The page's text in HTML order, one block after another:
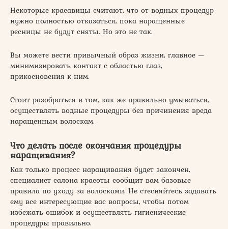
Некоторые красавицы считают, что от водных процедур
нужно полностью отказаться, пока наращенные
ресницы не будут сняты. Но это не так.
Вы можете вести привычный образ жизни, главное —
минимизировать контакт с областью глаз,
прикосновения к ним.
Стоит разобраться в том, как же правильно умываться,
осуществлять водные процедуры без причинения вреда
наращенным волоскам.
Что делать после окончания процедуры
наращивания?
Как только процесс наращивания будет закончен,
специалист салона красоты сообщит вам базовые
правила по уходу за волосками. Не стесняйтесь задавать
ему все интересующие вас вопросы, чтобы потом
избежать ошибок и осуществлять гигиенические
процедуры правильно.